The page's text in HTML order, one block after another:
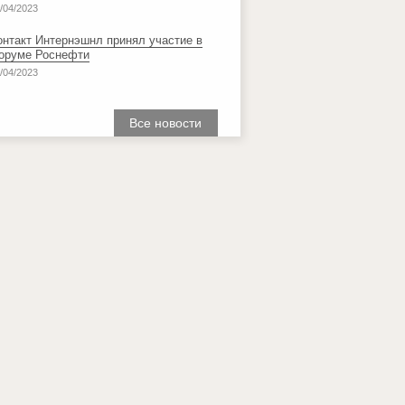
Все новости
04/2023
Интернэшнл принял участие в
Роснефти
04/2023